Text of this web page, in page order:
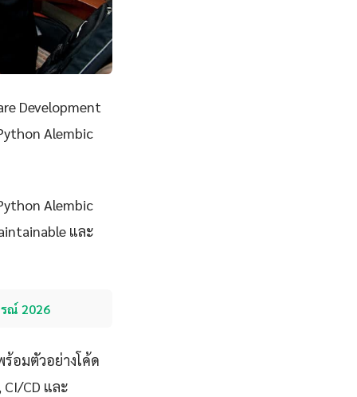
Development
Alembic
Alembic
และ
ณ์ 2026
อมตัวอย่างโค้ด
CD และ